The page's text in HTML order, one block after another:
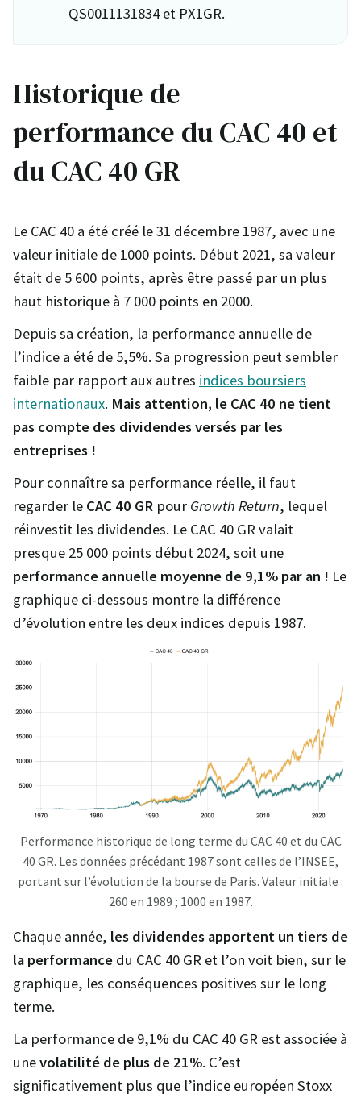
QS0011131834 et PX1GR.
Historique de
performance du CAC 40 et
du CAC 40 GR
Le CAC 40 a été créé le 31 décembre 1987, avec une
valeur initiale de 1000 points. Début 2021, sa valeur
était de 5 600 points, après être passé par un plus
haut historique à 7 000 points en 2000.
Depuis sa création, la performance annuelle de
l’indice a été de 5,5%. Sa progression peut sembler
faible par rapport aux autres indices boursiers
internationaux. Mais attention, le CAC 40 ne tient
pas compte des dividendes versés par les
entreprises !
Pour connaître sa performance réelle, il faut
regarder le CAC 40 GR pour Growth Return, lequel
réinvestit les dividendes. Le CAC 40 GR valait
presque 25 000 points début 2024, soit une
performance annuelle moyenne de 9,1% par an ! Le
graphique ci-dessous montre la différence
d’évolution entre les deux indices depuis 1987.
Performance historique de long terme du CAC 40 et du CAC
40 GR. Les données précédant 1987 sont celles de l’INSEE,
portant sur l’évolution de la bourse de Paris. Valeur initiale :
260 en 1989 ; 1000 en 1987.
Chaque année, les dividendes apportent un tiers de
la performance du CAC 40 GR et l’on voit bien, sur le
graphique, les conséquences positives sur le long
terme.
La performance de 9,1% du CAC 40 GR est associée à
unevolatilité de plus de 21%. C’est
significativement plus que l’indice européen Stoxx